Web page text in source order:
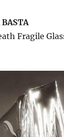
Fragile